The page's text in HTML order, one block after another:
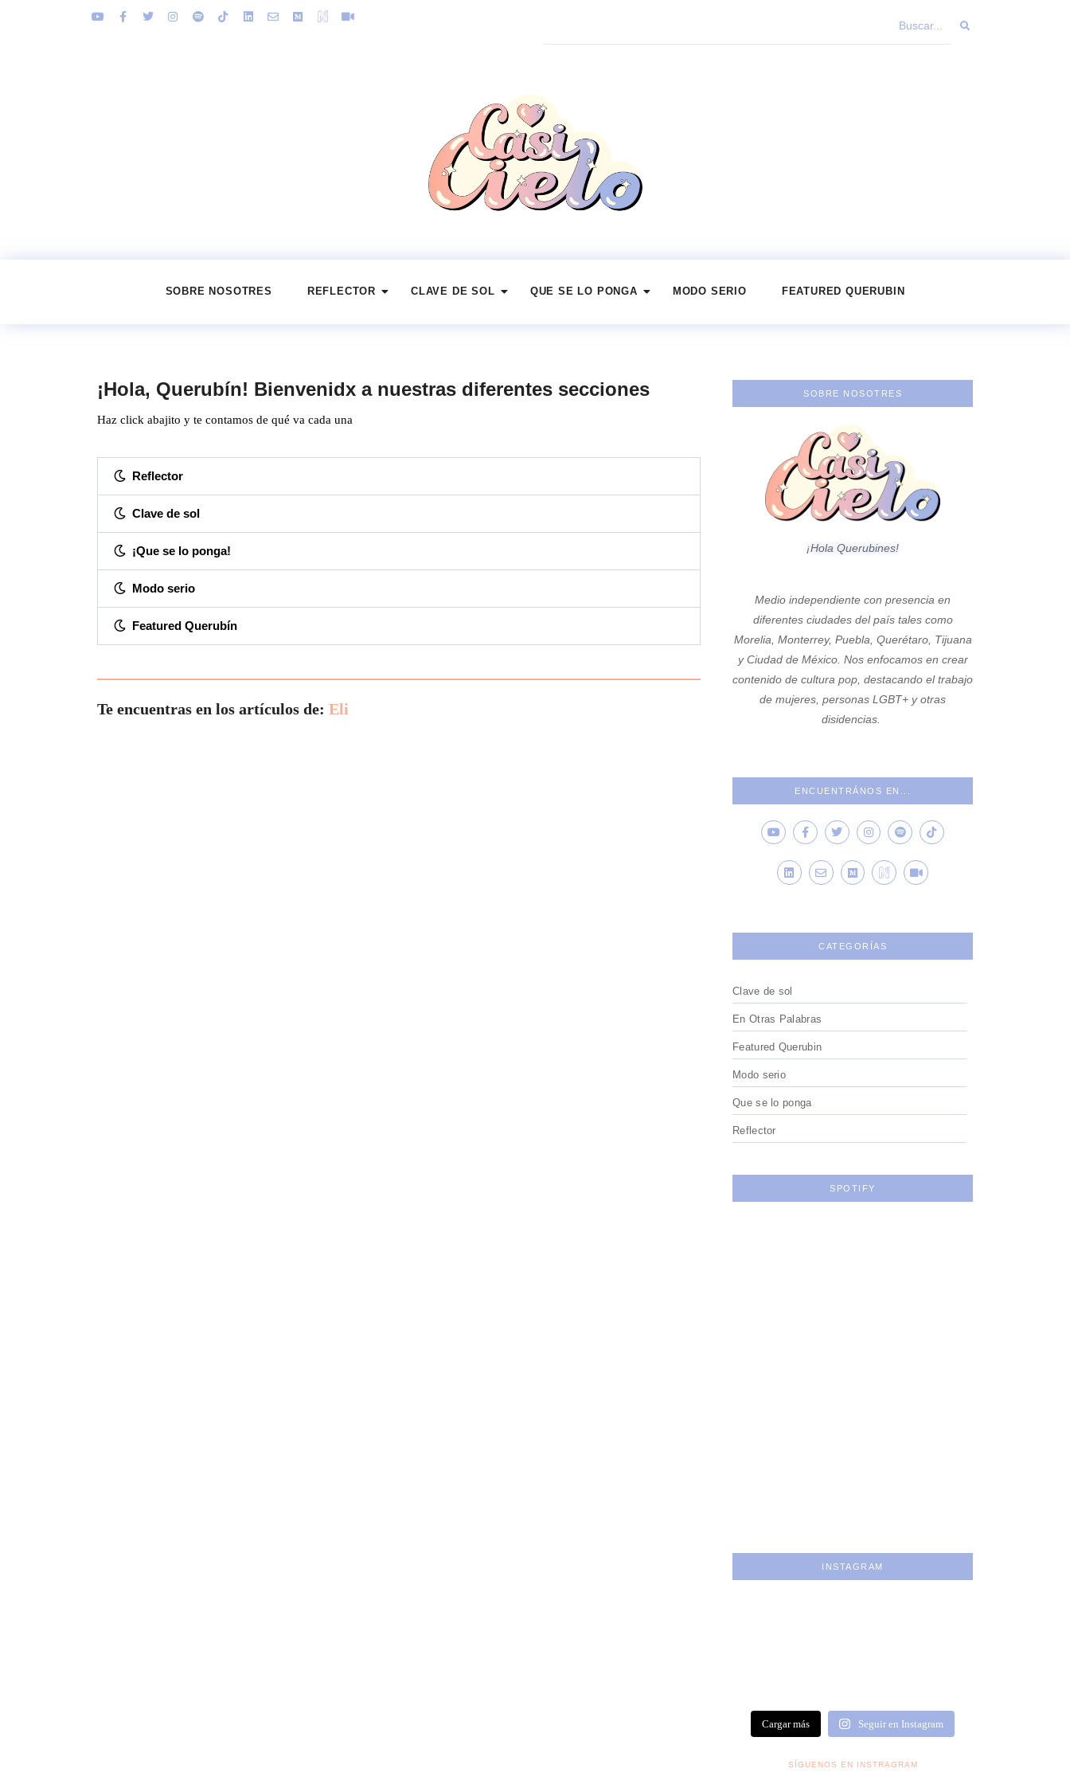
SOBRE NOSOTRES REFLECTOR CLAVE DE SOL QUE SE LO PONGA MODO SERIO FEATURED QUERUBIN
¡Hola, Querubín! Bienvenidx a nuestras diferentes secciones
Haz click abajito y te contamos de qué va cada una
Reflector
Clave de sol
¡Que se lo ponga!
Modo serio
Featured Querubín
Te encuentras en los artículos de: Eli
SOBRE NOSOTRES
¡Hola Querubines!
Medio independiente con presencia en
diferentes ciudades del país tales como
Morelia, Monterrey, Puebla, Querétaro, Tijuana
y Ciudad de México. Nos enfocamos en crear
contenido de cultura pop, destacando el trabajo
de mujeres, personas LGBT+ y otras
disidencias.
ENCUENTRÁNOS EN...
CATEGORÍAS
Clave de sol
En Otras Palabras
Featured Querubin
Modo serio
Que se lo ponga
Reflector
SPOTIFY
INSTAGRAM
Cargar más Seguir en Instagram
SÍGUENOS EN INSTRAGRAM